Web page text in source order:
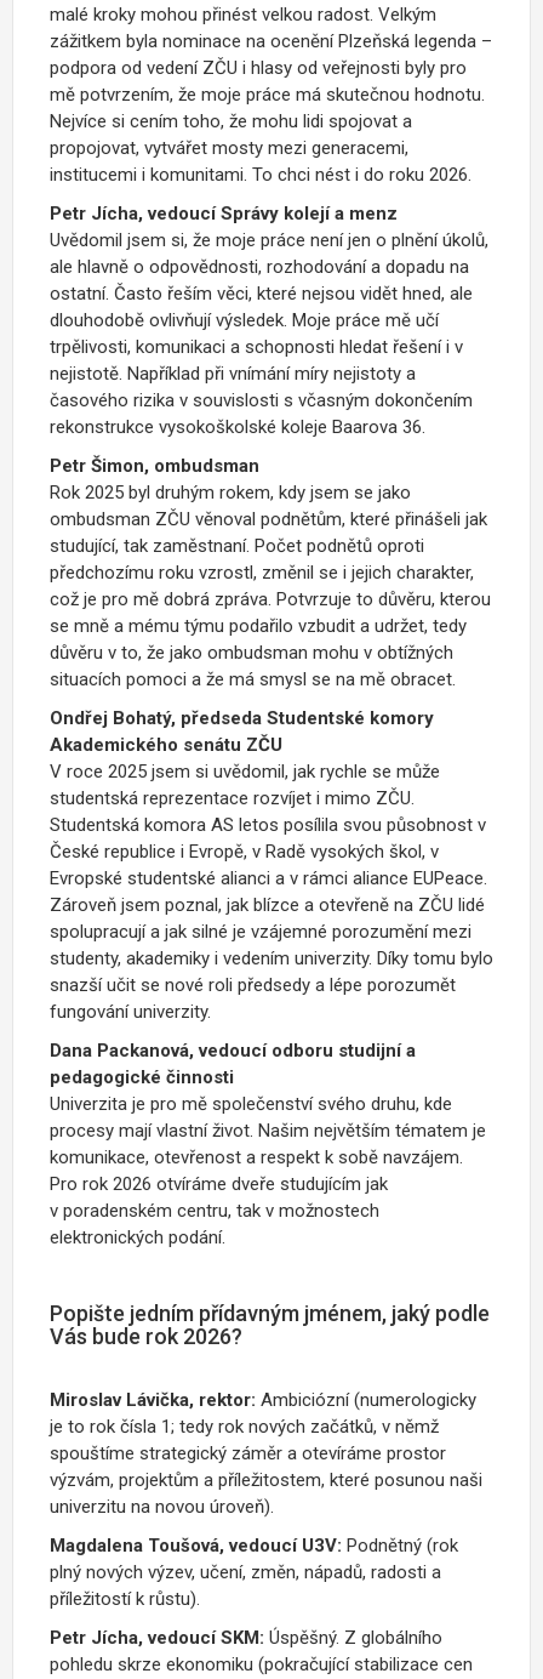
malé kroky mohou přinést velkou radost. Velkým
zážitkem byla nominace na ocenění Plzeňská legenda –
podpora od vedení ZČU i hlasy od veřejnosti byly pro
mě potvrzením, že moje práce má skutečnou hodnotu.
Nejvíce si cením toho, že mohu lidi spojovat a
propojovat, vytvářet mosty mezi generacemi,
institucemi i komunitami. To chci nést i do roku 2026.
Petr Jícha, vedoucí Správy kolejí a menz
Uvědomil jsem si, že moje práce není jen o plnění úkolů,
ale hlavně o odpovědnosti, rozhodování a dopadu na
ostatní. Často řeším věci, které nejsou vidět hned, ale
dlouhodobě ovlivňují výsledek. Moje práce mě učí
trpělivosti, komunikaci a schopnosti hledat řešení i v
nejistotě. Například při vnímání míry nejistoty a
časového rizika v souvislosti s včasným dokončením
rekonstrukce vysokoškolské koleje Baarova 36.
Petr Šimon, ombudsman
Rok 2025 byl druhým rokem, kdy jsem se jako
ombudsman ZČU věnoval podnětům, které přinášeli jak
studující, tak zaměstnaní. Počet podnětů oproti
předchozímu roku vzrostl, změnil se i jejich charakter,
což je pro mě dobrá zpráva. Potvrzuje to důvěru, kterou
se mně a mému týmu podařilo vzbudit a udržet, tedy
důvěru v to, že jako ombudsman mohu v obtížných
situacích pomoci a že má smysl se na mě obracet.
Ondřej Bohatý, předseda Studentské komory
Akademického senátu ZČU
V roce 2025 jsem si uvědomil, jak rychle se může
studentská reprezentace rozvíjet i mimo ZČU.
Studentská komora AS letos posílila svou působnost v
České republice i Evropě, v Radě vysokých škol, v
Evropské studentské alianci a v rámci aliance EUPeace.
Zároveň jsem poznal, jak blízce a otevřeně na ZČU lidé
spolupracují a jak silné je vzájemné porozumění mezi
studenty, akademiky i vedením univerzity. Díky tomu bylo
snazší učit se nové roli předsedy a lépe porozumět
fungování univerzity.
Dana Packanová, vedoucí odboru studijní a
pedagogické činnosti
Univerzita je pro mě společenství svého druhu, kde
procesy mají vlastní život. Našim největším tématem je
komunikace, otevřenost a respekt k sobě navzájem.
Pro rok 2026 otvíráme dveře studujícím jak
v poradenském centru, tak v možnostech
elektronických podání.
Popište jedním přídavným jménem, jaký podle
Vás bude rok 2026?
Miroslav Lávička, rektor: Ambiciózní (numerologicky
je to rok čísla 1; tedy rok nových začátků, v němž
spouštíme strategický záměr a otevíráme prostor
výzvám, projektům a příležitostem, které posunou naši
univerzitu na novou úroveň).
Magdalena Toušová, vedoucí U3V: Podnětný (rok
plný nových výzev, učení, změn, nápadů, radosti a
příležitostí k růstu).
Petr Jícha, vedoucí SKM: Úspěšný. Z globálního
pohledu skrze ekonomiku (pokračující stabilizace cen